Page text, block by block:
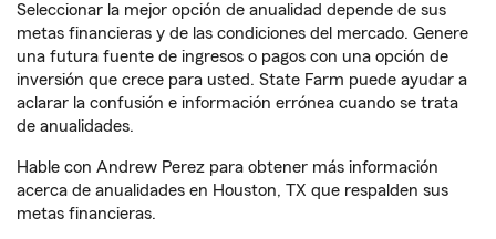
Seleccionar la mejor opción de anualidad depende de sus
metas financieras y de las condiciones del mercado. Genere
una futura fuente de ingresos o pagos con una opción de
inversión que crece para usted. State Farm puede ayudar a
aclarar la confusión e información errónea cuando se trata
de anualidades.
Hable con Andrew Perez para obtener más información
acerca de anualidades en Houston, TX que respalden sus
metas financieras.